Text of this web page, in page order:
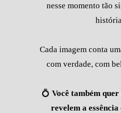
nesse momento tão
Cada imagem conta
com verdade, com
💍 Você também
revelem a